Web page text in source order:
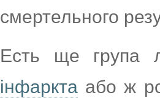
смертельного
Есть ще група
інфаркта або ж